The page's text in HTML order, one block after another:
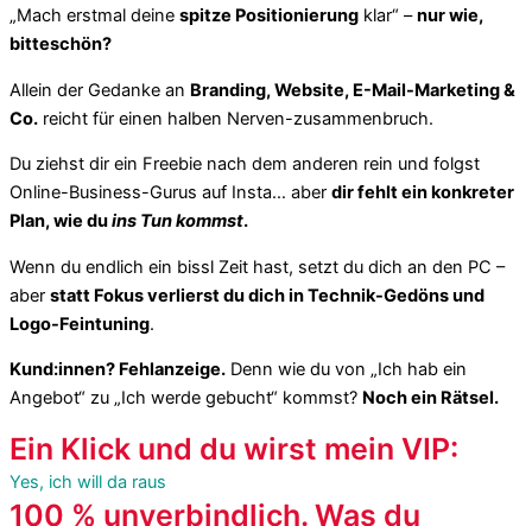
„Mach erstmal deine spitze Positionierung klar“ –nur wie,
bitteschön?
Allein der Gedanke an Branding, Website, E-Mail-Marketing &
Co. reicht für einen halben Nerven-zusammenbruch.
Du ziehst dir ein Freebie nach dem anderen rein und folgst
Online-Business-Gurus auf Insta… aber dir fehlt ein konkreter
Plan, wie duins Tun kommst.
Wenn du endlich ein bissl Zeit hast, setzt du dich an den PC –
aber statt Fokus verlierst du dich in Technik-Gedöns und
Logo-Feintuning.
Kund:innen? Fehlanzeige. Denn wie du von „Ich hab ein
Angebot“ zu „Ich werde gebucht“ kommst? Noch ein Rätsel.
Ein Klick und du wirst mein VIP:
Yes, ich will da raus
100 % unverbindlich. Was du